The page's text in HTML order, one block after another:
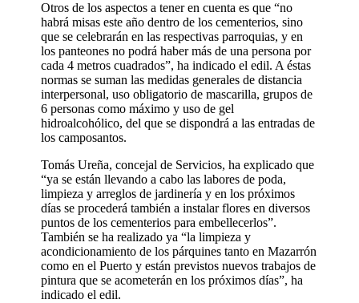
Otros de los aspectos a tener en cuenta es que “no
habrá misas este año dentro de los cementerios, sino
que se celebrarán en las respectivas parroquias, y en
los panteones no podrá haber más de una persona por
cada 4 metros cuadrados”, ha indicado el edil. A éstas
normas se suman las medidas generales de distancia
interpersonal, uso obligatorio de mascarilla, grupos de
6 personas como máximo y uso de gel
hidroalcohólico, del que se dispondrá a las entradas de
los camposantos.
Tomás Ureña, concejal de Servicios, ha explicado que
“ya se están llevando a cabo las labores de poda,
limpieza y arreglos de jardinería y en los próximos
días se procederá también a instalar flores en diversos
puntos de los cementerios para embellecerlos”.
También se ha realizado ya “la limpieza y
acondicionamiento de los párquines tanto en Mazarrón
como en el Puerto y están previstos nuevos trabajos de
pintura que se acometerán en los próximos días”, ha
indicado el edil.